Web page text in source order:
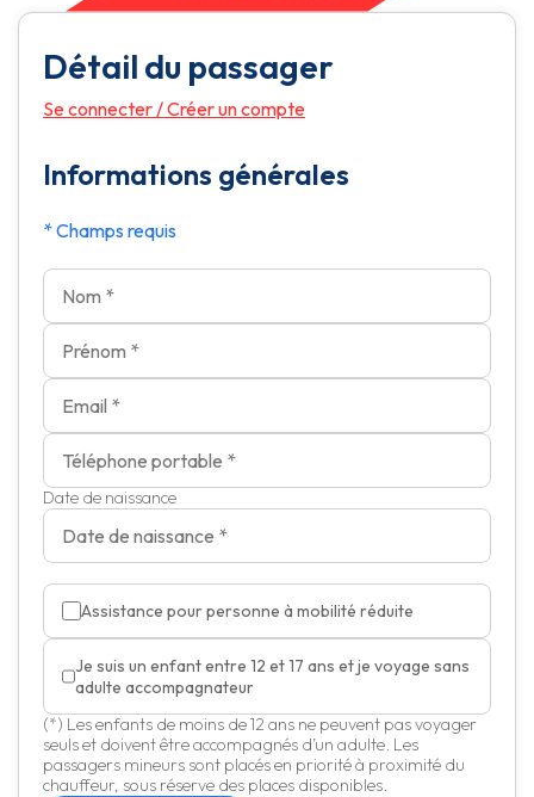
Détail du passager
Se connecter /Créer un compte
Informations générales
* Champs requis
Date de naissance
Assistance pour personne à mobilité réduite
Je suis un enfant entre 12 et 17 ans et je voyage sans
adulte accompagnateur
(*) Les enfants de moins de 12 ans ne peuvent pas voyager
seuls et doivent être accompagnés d’un adulte. Les
passagers mineurs sont placés en priorité à proximité du
chauffeur, sous réserve des places disponibles.